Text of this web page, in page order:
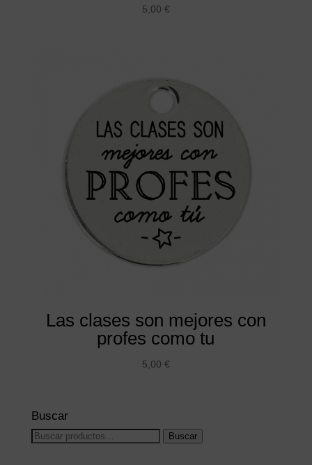
5,00 €
Las clases son mejores con
profes como tu
5,00 €
Buscar
Buscar
Buscar